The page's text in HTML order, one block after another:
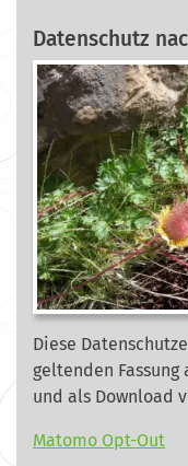
Datenschutz
Diese
geltenden Fassung
und als Download
Matomo Opt-Out